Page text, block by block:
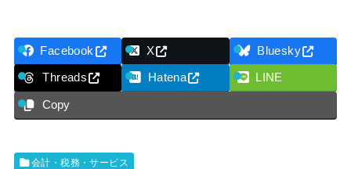
Facebook X Bluesky
Threads Hatena LINE
Copy
会計・税務・サービス